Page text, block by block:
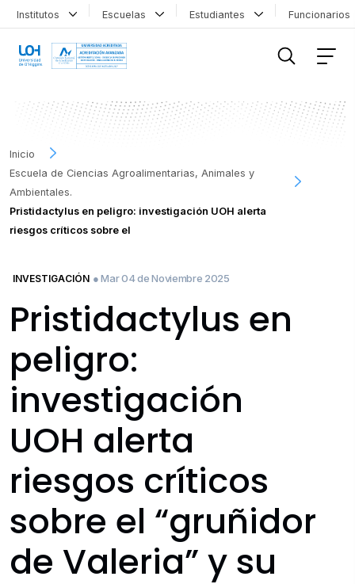
Institutos Escuelas Estudiantes
Inicio
Escuela de Ciencias Agroalimentarias, Animales y
Ambientales.
Pristidactylus en peligro: investigación UOH alerta
riesgos críticos sobre el
INVESTIGACIÓN ● Mar 04 de Noviembre 2025
Pristidactylus en
peligro:
investigación
UOH alerta
riesgos críticos
sobre el “gruñidor
de Valeria” y su